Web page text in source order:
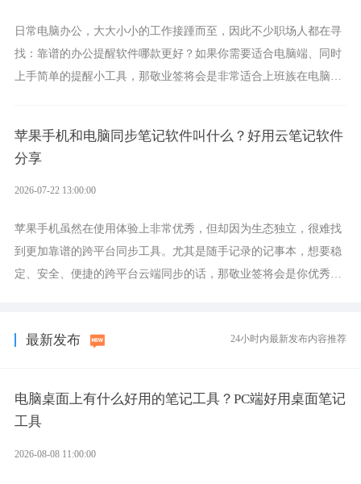
日常电脑办公，大大小小的工作接踵而至，因此不少职场人都在寻
找：靠谱的办公提醒软件哪款更好？如果你需要适合电脑端、同时
上手简单的提醒小工具，那敬业签将会是非常适合上班族在电脑上
苹果手机和电脑同步笔记软件叫什么？好用云笔记软件
分享
2026-07-22 13:00:00
苹果手机虽然在使用体验上非常优秀，但却因为生态独立，很难找
到更加靠谱的跨平台同步工具。尤其是随手记录的记事本，想要稳
定、安全、便捷的跨平台云端同步的话，那敬业签将会是你优秀的
最新发布 24小时内最新发布内容推荐
电脑桌面上有什么好用的笔记工具？PC端好用桌面笔记
工具
2026-08-08 11:00:00